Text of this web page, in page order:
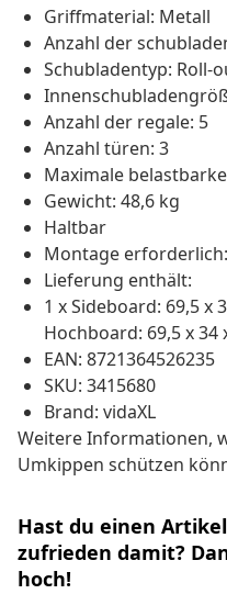
Griffmaterial: Metall
Anzahl der
Schubladentyp: Roll-
Anzahl der regale: 5
Anzahl türen: 3
Maximale
Gewicht: 48,6 kg
Haltbar
Montage erforderlich:
Lieferung enthält:
1 x Sideboard: 69,5 x
Hochboard: 69,5 x 34
EAN: 8721364526235
SKU: 3415680
Brand: vidaXL
Weitere Informationen,
Umkippen schützen
Hast du einen
zufrieden damit?
hoch!